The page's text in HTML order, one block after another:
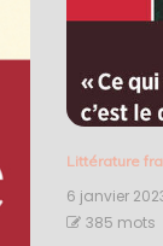
Littérature
6 janvier
385 mots